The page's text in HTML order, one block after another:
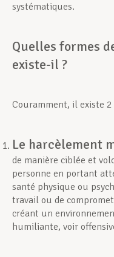
systématiques.
Quelles formes
existe-il ?
Couramment, il existe
Le harcèlement
de manière ciblée et
personne en portant
santé physique ou
travail ou de
créant un
humiliante, voir